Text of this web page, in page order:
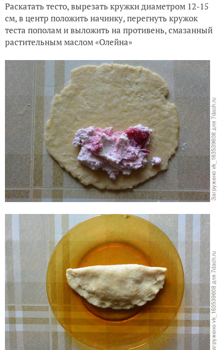
Раскатать тесто, вырезать кружки диаметром 12-15
см, в центр положить начинку, перегнуть кружок
теста пополам и выложить на противень, смазанный
растительным маслом «Олейна»